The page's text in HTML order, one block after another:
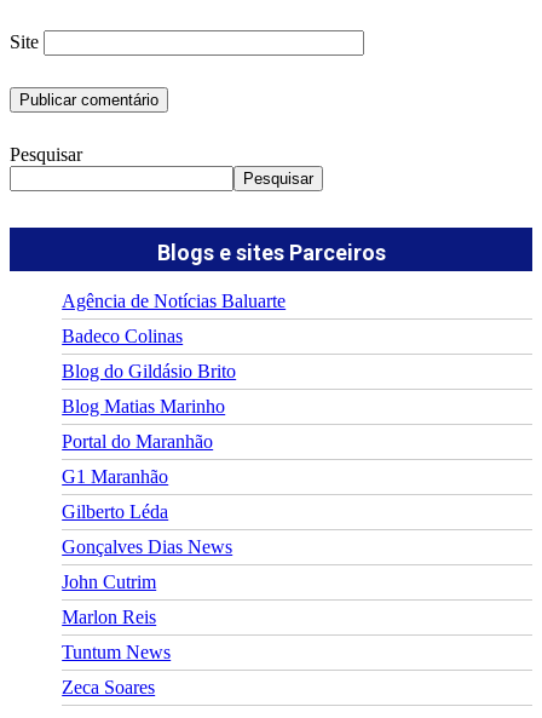
Site
Pesquisar
Pesquisar
Blogs e sites Parceiros
Agência de Notícias Baluarte
Badeco Colinas
Blog do Gildásio Brito
Blog Matias Marinho
Portal do Maranhão
G1 Maranhão
Gilberto Léda
Gonçalves Dias News
John Cutrim
Marlon Reis
Tuntum News
Zeca Soares